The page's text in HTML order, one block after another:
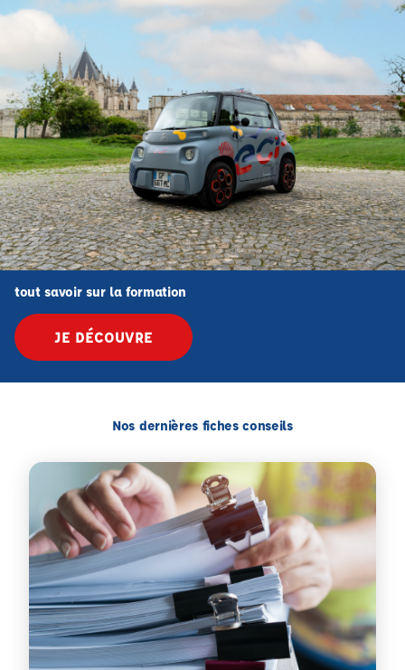
tout savoir sur la formation
JE DÉCOUVRE
Nos dernières fiches conseils